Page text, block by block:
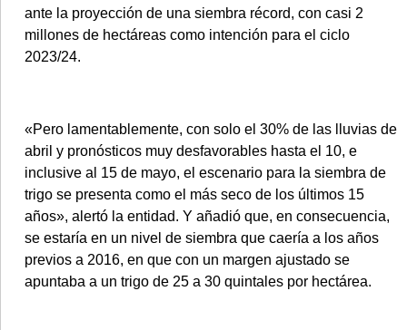
ante la proyección de una siembra récord, con casi 2
millones de hectáreas como intención para el ciclo
2023/24.
«Pero lamentablemente, con solo el 30% de las lluvias de
abril y pronósticos muy desfavorables hasta el 10, e
inclusive al 15 de mayo, el escenario para la siembra de
trigo se presenta como el más seco de los últimos 15
años», alertó la entidad. Y añadió que, en consecuencia,
se estaría en un nivel de siembra que caería a los años
previos a 2016, en que con un margen ajustado se
apuntaba a un trigo de 25 a 30 quintales por hectárea.